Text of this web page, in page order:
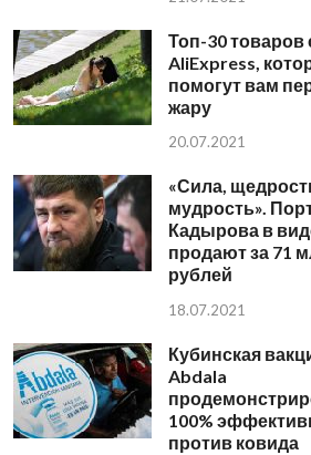
Топ-30 товаров
AliExpress,
помогут вам
жару
20.07.2021
«Сила,
мудрость».
Кадырова в
продают за 71
рублей
18.07.2021
Кубинская
Abdala
100%
против ковида